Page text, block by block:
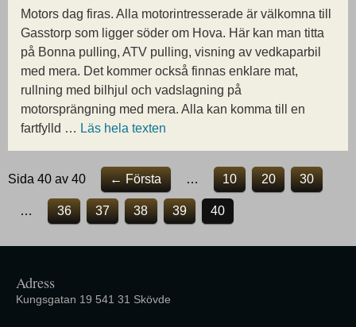
Motors dag firas. Alla motorintresserade är välkomna till
Gasstorp som ligger söder om Hova. Här kan man titta
på Bonna pulling, ATV pulling, visning av vedkaparbil
med mera. Det kommer också finnas enklare mat,
rullning med bilhjul och vadslagning på
motorsprängning med mera. Alla kan komma till en
fartfylld … Läs hela texten
Sida 40 av 40 ← Första … 10 20 30
… 36 37 38 39 40
Adress
Kungsgatan 19 541 31 Skövde